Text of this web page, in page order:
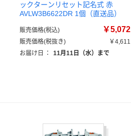
ックターンリセット記名式 赤
AVLW3B6622DR 1個（直送品）
販売価格(税込) ￥5,072
販売価格(税抜き)
￥4,611
お届け日
： 11月11日（水）まで